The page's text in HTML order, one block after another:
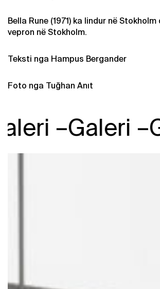
Bella Rune (1971) ka lindur në
vepron në Stokholm.
Teksti nga Hampus Bergander
Foto nga Tuğhan Anıt
–Galeri –